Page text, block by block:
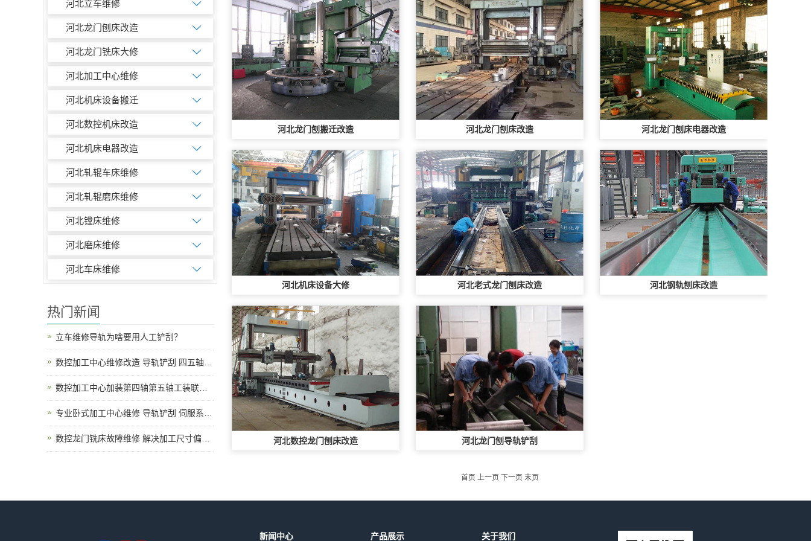
河北立车维修
河北龙门刨床改造
河北龙门铣床大修
河北加工中心维修
河北机床设备搬迁
河北数控机床改造
河北机床电器改造
河北轧辊车床维修
河北轧辊磨床维修
河北镗床维修
河北磨床维修
河北车床维修
河北龙门刨搬迁改造 河北龙门刨床改造 河北龙门刨床电器改造
河北机床设备大修 河北老式龙门刨床改造 河北钢轨刨床改造
河北数控龙门刨床改造 河北龙门刨导轨铲刮
首页 上一页 下一页 末页
热门新闻
立车维修导轨为啥要用人工铲刮？
新闻中心 产品展示 关于我们